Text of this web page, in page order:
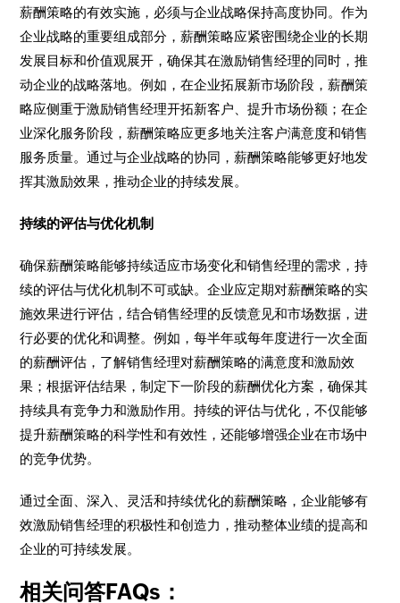
薪酬策略的有效实施，必须与企业战略保持高度协同。作为
企业战略的重要组成部分，薪酬策略应紧密围绕企业的长期
发展目标和价值观展开，确保其在激励销售经理的同时，推
动企业的战略落地。例如，在企业拓展新市场阶段，薪酬策
略应侧重于激励销售经理开拓新客户、提升市场份额；在企
业深化服务阶段，薪酬策略应更多地关注客户满意度和销售
服务质量。通过与企业战略的协同，薪酬策略能够更好地发
挥其激励效果，推动企业的持续发展。
持续的评估与优化机制
确保薪酬策略能够持续适应市场变化和销售经理的需求，持
续的评估与优化机制不可或缺。企业应定期对薪酬策略的实
施效果进行评估，结合销售经理的反馈意见和市场数据，进
行必要的优化和调整。例如，每半年或每年度进行一次全面
的薪酬评估，了解销售经理对薪酬策略的满意度和激励效
果；根据评估结果，制定下一阶段的薪酬优化方案，确保其
持续具有竞争力和激励作用。持续的评估与优化，不仅能够
提升薪酬策略的科学性和有效性，还能够增强企业在市场中
的竞争优势。
通过全面、深入、灵活和持续优化的薪酬策略，企业能够有
效激励销售经理的积极性和创造力，推动整体业绩的提高和
企业的可持续发展。
相关问答FAQs：